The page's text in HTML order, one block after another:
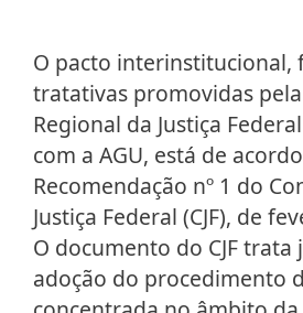
O pacto interinstitucional,
tratativas promovidas
Regional da Justiça
com a AGU, está de
Recomendação nº 1 do
Justiça Federal (CJF), de
O documento do CJF
adoção do procedimento